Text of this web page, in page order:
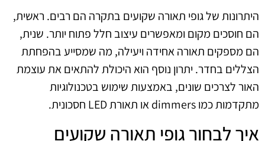
היתרונות של גופי תאורה שקועים בתקרה הם רבים. ראשית,
הם חוסכים מקום ומאפשרים עיצוב חלל פתוח יותר. שנית,
הם מספקים תאורה אחידה ויעילה, מה שמסייע בהפחתת
הצללים בחדר. יתרון נוסף הוא היכולת להתאים את עוצמת
האור לצרכים שונים, באמצעות שימוש בטכנולוגיות
מתקדמות כמו dimmers או תאורת LED חסכונית.
איך לבחור גופי תאורה שקועים